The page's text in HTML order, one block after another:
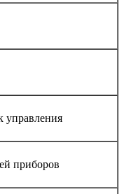
управления
приборов